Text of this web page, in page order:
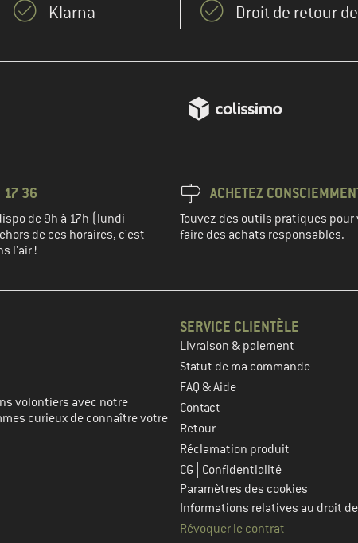
Klarna Droit de retour
36
de 9h à 17h (lundi-
de ces horaires, c'est
l'air !
ACHETEZ
Touvez des outils pratiques pour
faire des achats responsables.
étape
volontiers avec notre
curieux de connaître votre
SERVICE CLIENTÈLE
Livraison & paiement
Statut de ma commande
FAQ & Aide
Contact
Retour
Réclamation produit
CG
Confidentialité
Paramètres des cookies
Informations relatives au droit
Révoquer le contrat